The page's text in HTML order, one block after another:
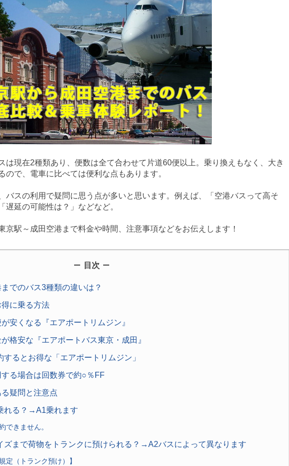
は現在2種類あり、便数は全て合わせて片道60便以上。乗り換えもなく、大き
ので、電車に比べては便利な点もあります。
バスの利用で疑問に思う点が多いと思います。例えば、「空港バスって高そ
遅延の可能性は？」などなど。
京駅～成田空港まで料金や時間、注意事項などをお伝えします！
目次
でのバス3種類の違いは？
に乗る方法
安くなる『エアポートリムジン』
格安な『エアポートバス東京・成田』
するとお得な「エアポートリムジン」
する場合は回数券で約○％FF
疑問と注意点
れる？→A1乗れます
できません。
ズまで荷物をトランクに預けられる？→A2バスによって異なります
定（トランク預け）】